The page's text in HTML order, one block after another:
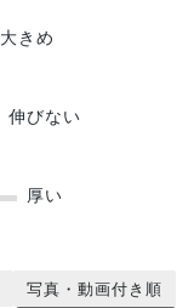
大きめ
伸びない
厚い
写真・動画付き順